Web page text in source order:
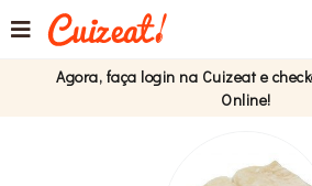
Agora, faça login na Cuizeat e
Online!